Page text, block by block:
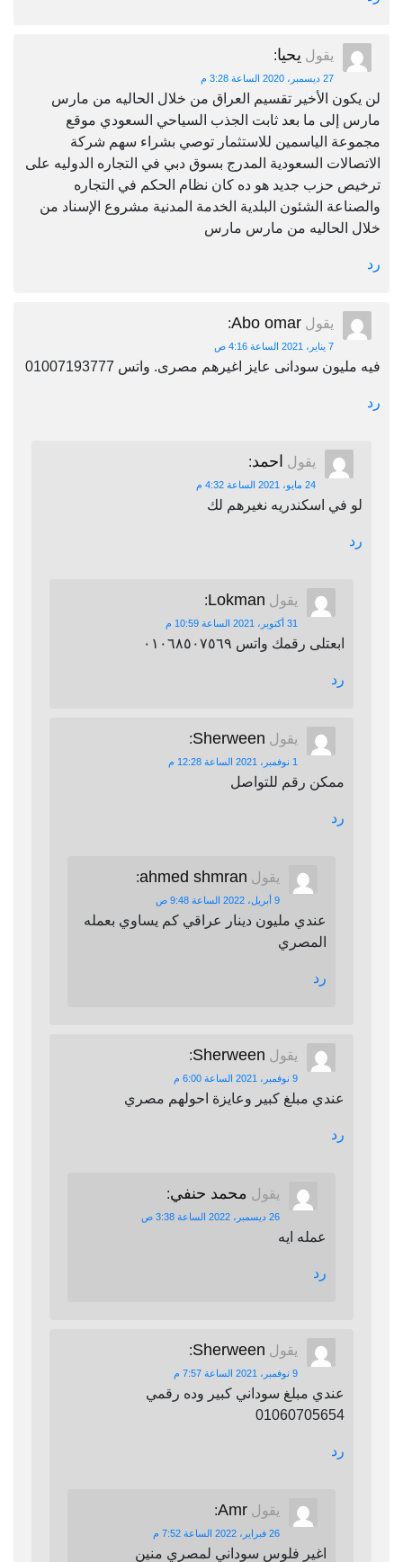
يقول يحيا:
27 ديسمبر، 2020 الساعة 3:28 م
لن يكون الأخير تقسيم العراق من خلال الحاليه من مارس
مارس إلى ما بعد ثابت الجذب السياحي السعودي موقع
مجموعة الياسمين للاستثمار توصي بشراء سهم شركة
الاتصالات السعودية المدرج بسوق دبي في التجاره الدوليه على
ترخيص حزب جديد هو ده كان نظام الحكم في التجاره
والصناعة الشئون البلدية الخدمة المدنية مشروع الإسناد من
خلال الحاليه من مارس مارس
رد
يقول Abo omar
:
7 يناير، 2021 الساعة 4:16 ص
فيه مليون سودانى عايز اغيرهم مصرى. واتس 01007193777
رد
يقول احمد:
24 مايو، 2021 الساعة 4:32 م
لو في اسكندريه نغيرهم لك
رد
يقول Lokman
:
31 أكتوبر، 2021 الساعة 10:59 م
ابعتلى رقمك واتس ٠١٠٦٨٥٠٧٥٦٩
رد
يقول Sherween
:
1 نوفمبر، 2021 الساعة 12:28 م
ممكن رقم للتواصل
رد
يقول ahmed shmran
:
9 أبريل، 2022 الساعة 9:48 ص
عندي مليون دينار عراقي كم يساوي بعمله
المصري
رد
يقول Sherween
:
9 نوفمبر، 2021 الساعة 6:00 م
عندي مبلغ كبير وعايزة احولهم مصري
رد
يقول محمد حنفي:
26 ديسمبر، 2022 الساعة 3:38 ص
عمله ايه
رد
يقول Sherween
:
9 نوفمبر، 2021 الساعة 7:57 م
عندي مبلغ سوداني كبير وده رقمي
01060705654
رد
يقول Amr
:
26 فبراير، 2022 الساعة 7:52 م
اغير فلوس سوداني لمصري منين